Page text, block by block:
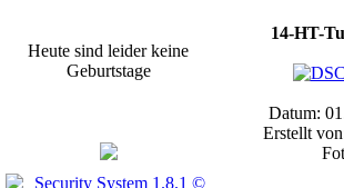
Heute sind leider keine
Geburtstage
14-HT-
Datum:
Erstellt